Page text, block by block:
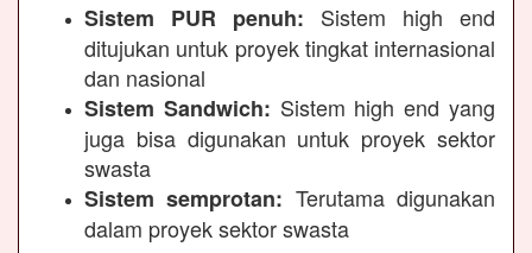
Sistem PUR penuh: Sistem high end
ditujukan untuk proyek tingkat internasional
dan nasional
Sistem Sandwich: Sistem high end yang
juga bisa digunakan untuk proyek sektor
swasta
Sistem semprotan: Terutama digunakan
dalam proyek sektor swasta